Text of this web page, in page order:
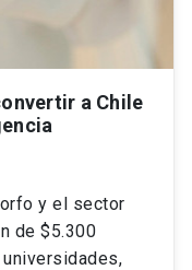
a Chile
y el sector
de $5.300